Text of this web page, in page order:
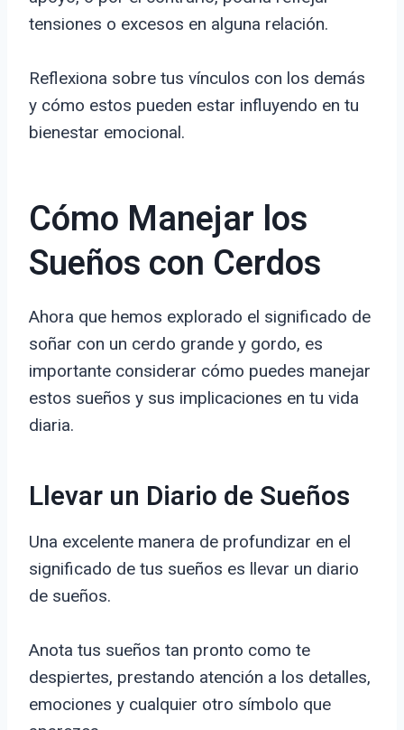
tensiones o excesos en alguna relación.
Reflexiona sobre tus vínculos con los demás
y cómo estos pueden estar influyendo en tu
bienestar emocional.
Cómo Manejar los
Sueños con Cerdos
Ahora que hemos explorado el significado de
soñar con un cerdo grande y gordo, es
importante considerar cómo puedes manejar
estos sueños y sus implicaciones en tu vida
diaria.
Llevar un Diario de Sueños
Una excelente manera de profundizar en el
significado de tus sueños es llevar un diario
de sueños.
Anota tus sueños tan pronto como te
despiertes, prestando atención a los detalles,
emociones y cualquier otro símbolo que